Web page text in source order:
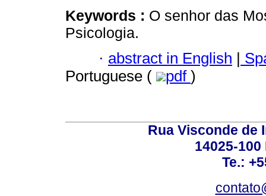
Keywords : O senhor das
Psicologia.
· abstract in English |
Portuguese (
pdf )
Rua Visconde de
14025-
Te.: